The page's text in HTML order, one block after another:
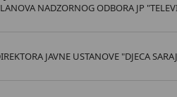
NADZORNOG ODBORA JP
JAVNE USTANOVE "DJECA